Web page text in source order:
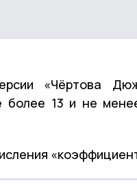
«Чёртова
13 и не